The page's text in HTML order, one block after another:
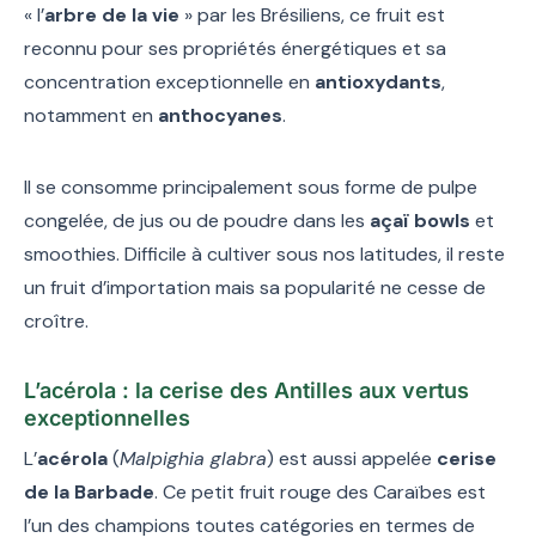
« l’arbre de la vie » par les Brésiliens, ce fruit est
reconnu pour ses propriétés énergétiques et sa
concentration exceptionnelle en antioxydants,
notamment en anthocyanes.
Il se consomme principalement sous forme de pulpe
congelée, de jus ou de poudre dans les açaï bowls et
smoothies. Difficile à cultiver sous nos latitudes, il reste
un fruit d’importation mais sa popularité ne cesse de
croître.
L’acérola : la cerise des Antilles aux vertus
exceptionnelles
L’acérola(Malpighia glabra) est aussi appelée cerise
de la Barbade. Ce petit fruit rouge des Caraïbes est
l’un des champions toutes catégories en termes de